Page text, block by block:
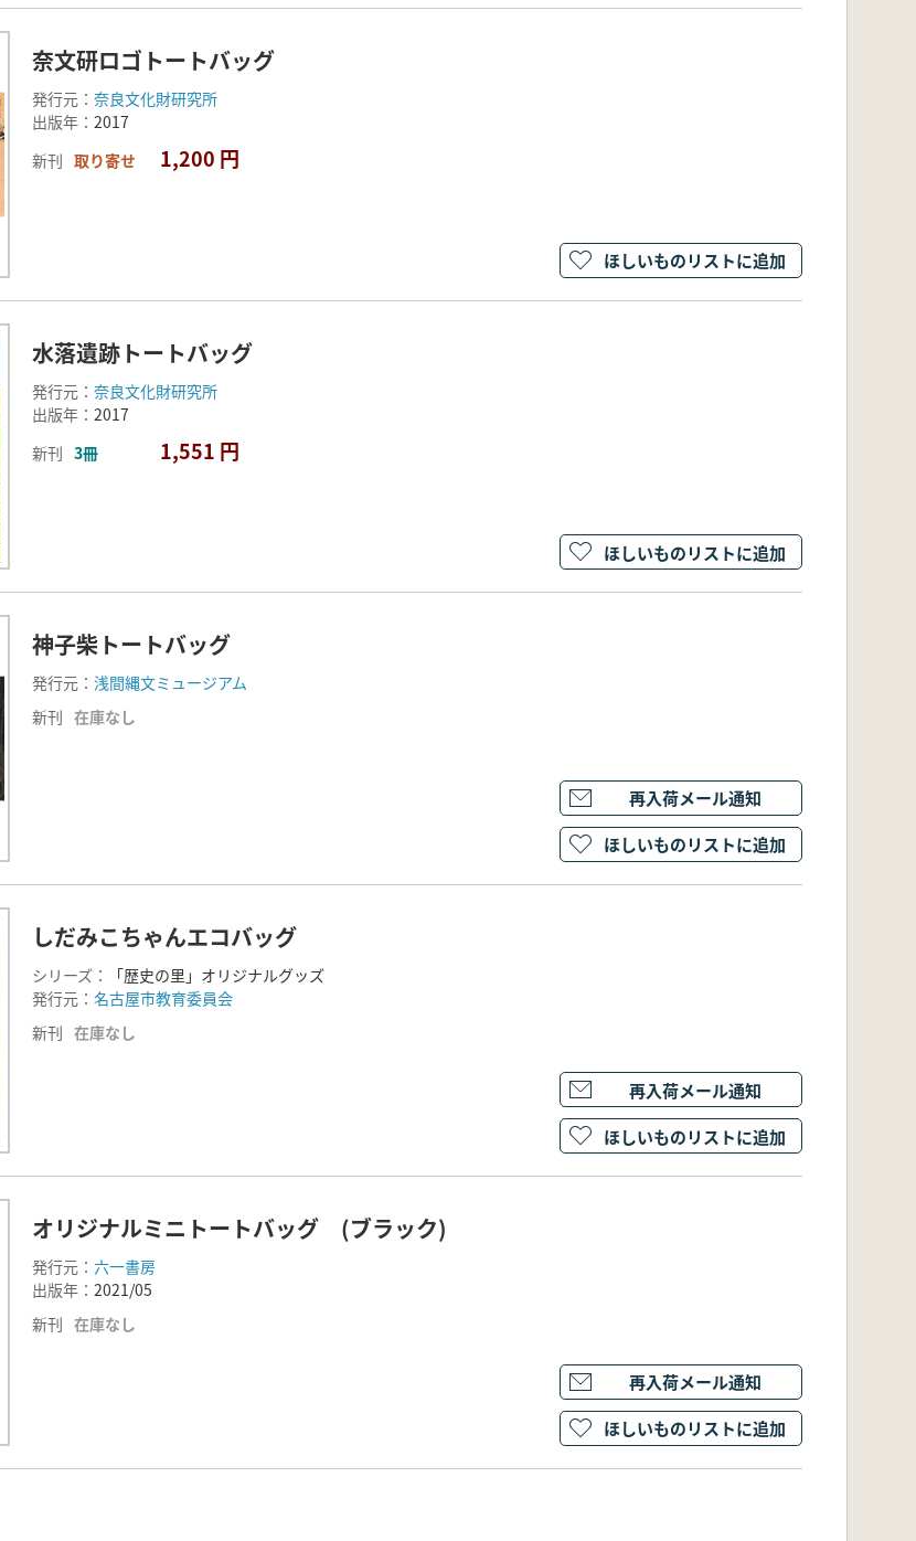
奈文研ロゴトートバッグ
発行元： 奈良文化財研究所
出版年： 2017
新刊 取り寄せ 1,200 円
ほしいものリストに追加
水落遺跡トートバッグ
発行元： 奈良文化財研究所
出版年： 2017
新刊 3冊 1,551 円
ほしいものリストに追加
神子柴トートバッグ
発行元： 浅間縄文ミュージアム
新刊 在庫なし
再入荷メール通知
ほしいものリストに追加
しだみこちゃんエコバッグ
シリーズ：
「歴史の里」オリジナルグッズ
発行元： 名古屋市教育委員会
新刊 在庫なし
再入荷メール通知
ほしいものリストに追加
オリジナルミニトートバッグ (ブラック)
発行元： 六一書房
出版年： 2021/05
新刊 在庫なし
再入荷メール通知
ほしいものリストに追加